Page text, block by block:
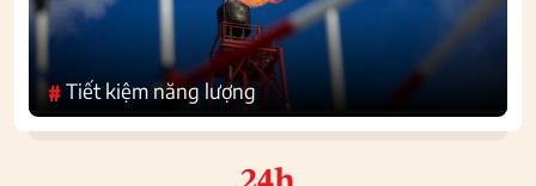
#Tiết kiệm năng lượng